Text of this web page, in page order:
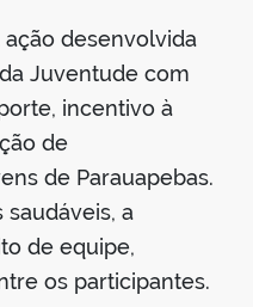
desenvolvida
Juventude com
incentivo à
de
de Parauapebas.
a
de equipe,
os participantes.